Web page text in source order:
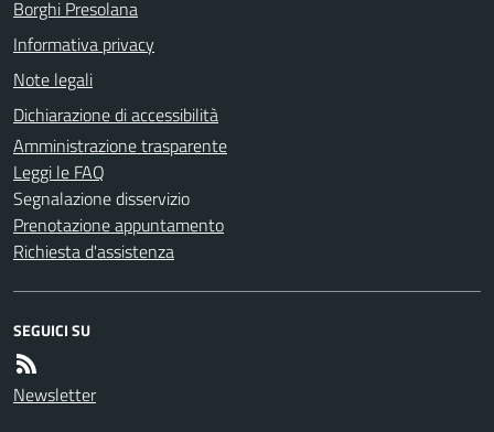
Borghi Presolana
Informativa privacy
Note legali
Dichiarazione di accessibilità
Amministrazione trasparente
Leggi le FAQ
Segnalazione disservizio
Prenotazione appuntamento
Richiesta d'assistenza
SEGUICI SU
Newsletter